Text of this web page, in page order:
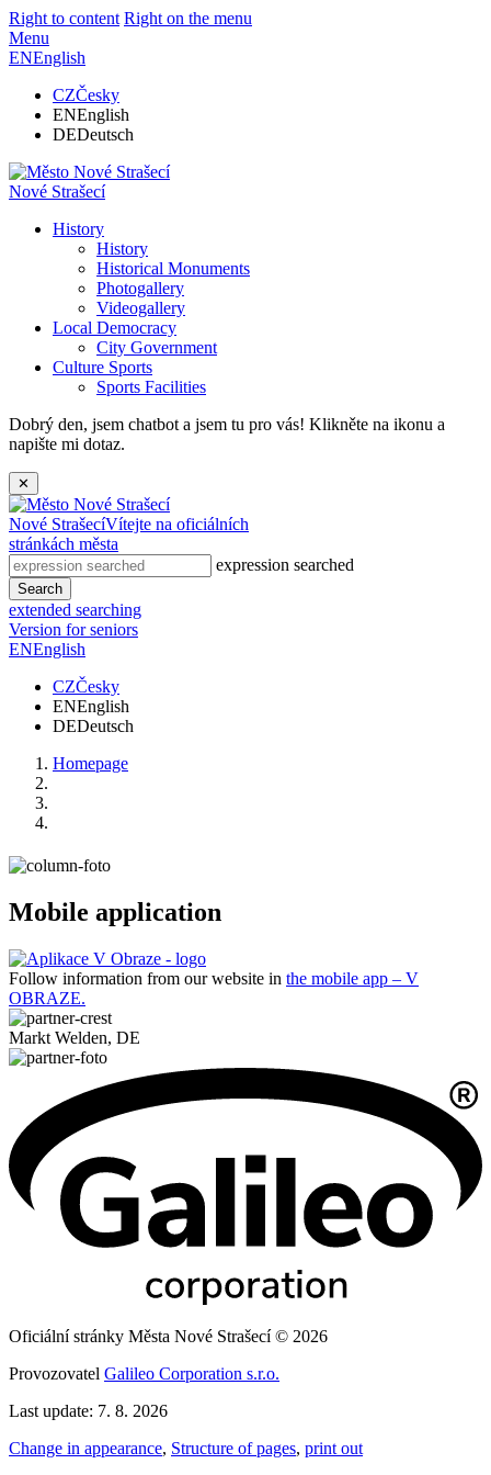
Right to content Right on the menu
Menu
ENEnglish
CZČesky
ENEnglish
DEDeutsch
Nové Strašecí
History
History
Historical Monuments
Photogallery
Videogallery
Local Democracy
City Government
Culture Sports
Sports Facilities
Dobrý den, jsem chatbot a jsem tu pro vás! Klikněte na ikonu a
napište mi dotaz.
✕
Nové StrašecíVítejte na oficiálních
stránkách města
expression searched
Search
extended searching
Version for seniors
ENEnglish
CZČesky
ENEnglish
DEDeutsch
Homepage
Mobile application
Follow information from our website in the mobile app – V
OBRAZE.
Markt Welden, DE
Oficiální stránky Města Nové Strašecí © 2026
Provozovatel Galileo Corporation s.r.o.
Last update: 7. 8. 2026
Change in appearance, Structure of pages, print out